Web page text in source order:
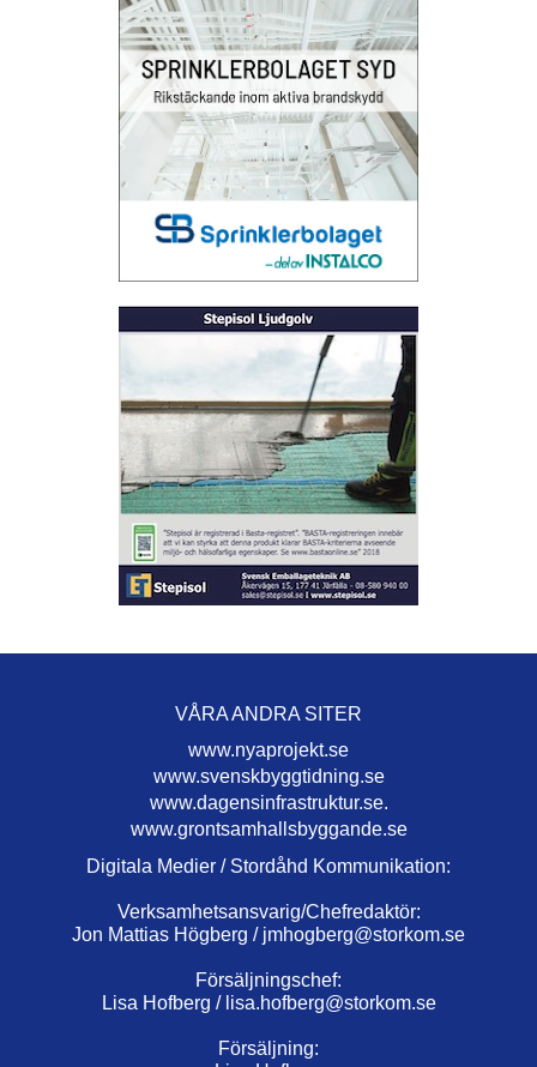
VÅRA ANDRA SITER
www.nyaprojekt.se
www.svenskbyggtidning.se
www.dagensinfrastruktur.se.
www.grontsamhallsbyggande.se
Digitala Medier / Stordåhd Kommunikation:
Verksamhetsansvarig/Chefredaktör:
Jon Mattias Högberg / jmhogberg@storkom.se
Försäljningschef:
Lisa Hofberg / lisa.hofberg@storkom.se
Försäljning: